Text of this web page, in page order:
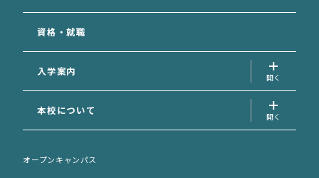
愛玩動物看護学科
専攻科
資格・就職
入学案内
入学案内トップ
資料請求フォーム
AO面談申込フォーム
本校について
オープンキャンパス